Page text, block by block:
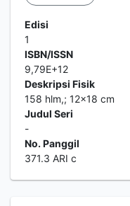
Edisi
1
ISBN/ISSN
9,79E+12
Deskripsi Fisik
158 hlm,; 12x18 cm
Judul Seri
-
No. Panggil
371.3 ARI c